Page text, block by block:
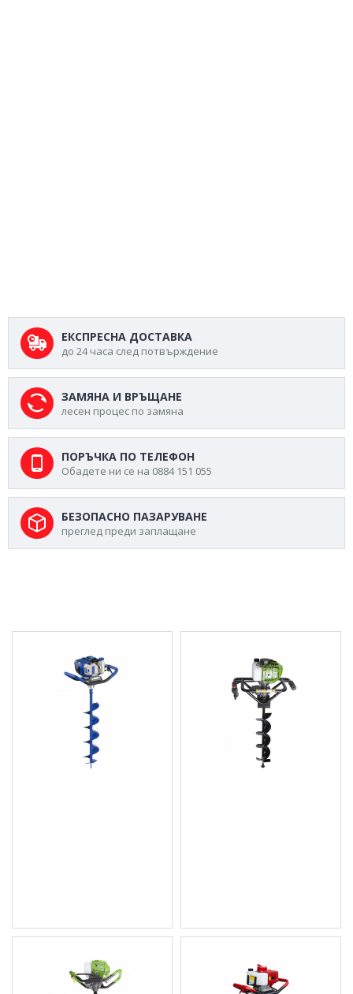
ЕКСПРЕСНА ДОСТАВКА
до 24 часа след потвърждение
ЗАМЯНА И ВРЪЩАНЕ
лесен процес по замяна
ПОРЪЧКА ПО ТЕЛЕФОН
Обадете ни се на 0884 151 055
БЕЗОПАСНО ПАЗАРУВАНЕ
преглед преди заплащане